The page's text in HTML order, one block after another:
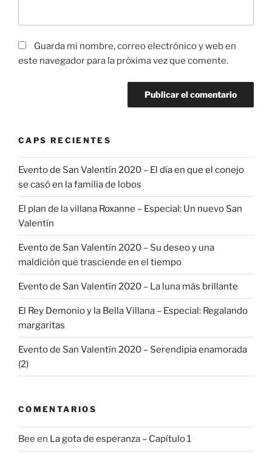
Guarda mi nombre, correo electrónico y web en
este navegador para la próxima vez que comente.
CAPS RECIENTES
Evento de San Valentín 2020 – El día en que el conejo
se casó en la familia de lobos
El plan de la villana Roxanne – Especial: Un nuevo San
Valentín
Evento de San Valentín 2020 – Su deseo y una
maldición que trasciende en el tiempo
Evento de San Valentín 2020 – La luna más brillante
El Rey Demonio y la Bella Villana – Especial: Regalando
margaritas
Evento de San Valentín 2020 – Serendipia enamorada
(2)
COMENTARIOS
Bee en La gota de esperanza – Capítulo 1